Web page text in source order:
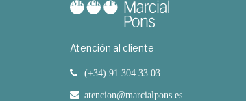
Atención al cliente
(+34) 91 304 33 03
atencion@marcialpons.es